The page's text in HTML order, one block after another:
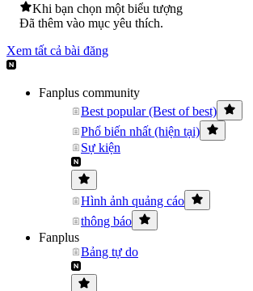
Khi bạn chọn một biểu tượng
Đã thêm vào mục yêu thích.
Xem tất cả bài đăng
Fanplus community
Best popular (Best of best)
Phổ biến nhất (hiện tại)
Sự kiện
Hình ảnh quảng cáo
thông báo
Fanplus
Bảng tự do